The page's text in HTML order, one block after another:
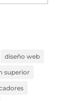
diseño web
superior